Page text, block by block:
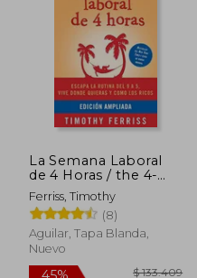
35%
dcto.
$ 58.561
$ 38.065
La Semana Laboral
de 4 Horas / the 4-
Hour Workweek
(Spanish Edition)
Paperback
Ferriss, Timothy
(8)
Aguilar, Tapa Blanda,
Nuevo